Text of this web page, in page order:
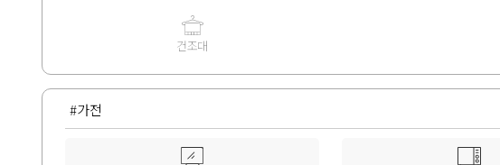
건조대
#가전